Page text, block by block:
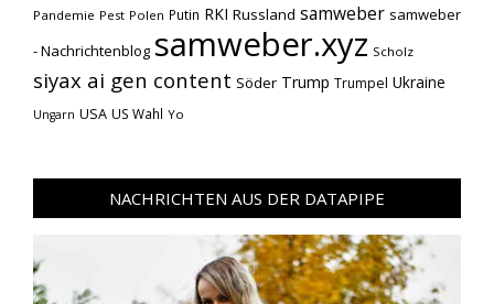
Pandemie Pest Polen Putin RKI Russland samweber samweber
- Nachrichtenblog samweber.xyz Scholz
siyax ai gen content Söder Trump Trumpel Ukraine
Ungarn USA US Wahl Yo
NACHRICHTEN AUS DER DATAPIPE